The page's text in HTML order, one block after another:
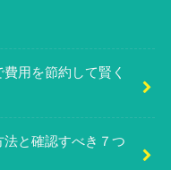
用を節約して賢く
と確認すべき７つ